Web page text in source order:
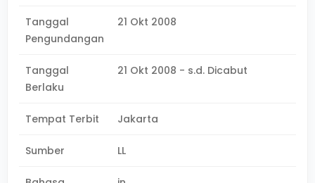
Tanggal
Pengundangan
21 Okt 2008
Tanggal
Berlaku
21 Okt 2008 - s.d. Dicabut
Tempat Terbit Jakarta
Sumber LL